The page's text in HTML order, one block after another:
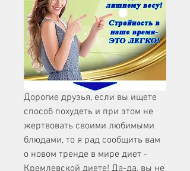
Дорогие друзья, если вы ищете
способ похудеть и при этом не
жертвовать своими любимыми
блюдами, то я рад сообщить вам
о новом тренде в мире диет -